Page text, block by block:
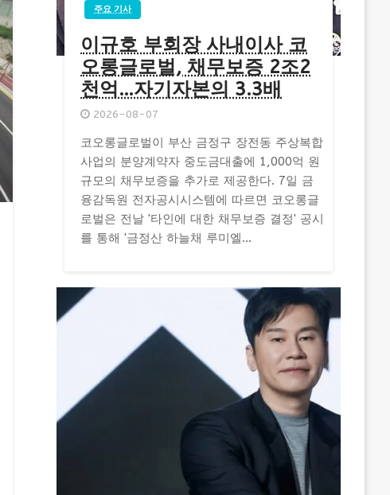
주요 기사
이규호 부회장 사내이사 코
오롱글로벌, 채무보증 2조2
천억…자기자본의 3.3배
2026-08-07
코오롱글로벌이 부산 금정구 장전동 주상복합
사업의 분양계약자 중도금대출에 1,000억 원
규모의 채무보증을 추가로 제공한다. 7일 금
융감독원 전자공시시스템에 따르면 코오롱글
로벌은 전날 '타인에 대한 채무보증 결정' 공시
를 통해 '금정산 하늘채 루미엘...